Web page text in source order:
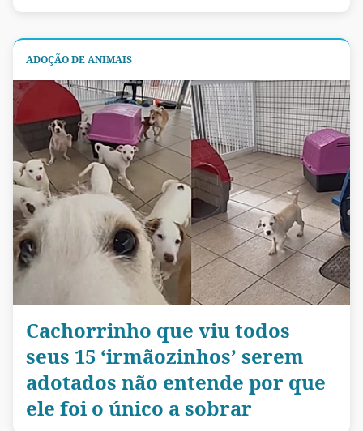
ADOÇÃO DE ANIMAIS
Cachorrinho que viu todos
seus 15 ‘irmãozinhos’ serem
adotados não entende por que
ele foi o único a sobrar